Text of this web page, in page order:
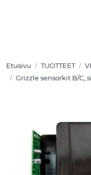
Etusivu TUOTTEET
Grizzle sensorkit B/C,
RATKAISUT
YHTEYSTIEDOT
VERKKOKAUPPA